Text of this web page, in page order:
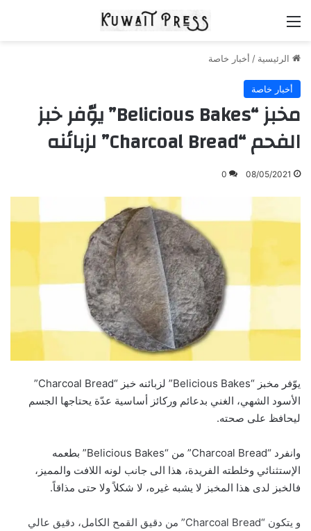
الرئيسية / أخبار خاصة
أخبار خاصة
مخبز “Belicious Bakes” يوّفر خبز
الفحم “Charcoal Bread” لزبائنه
08/05/2021
0
يوّفر مخبز “Belicious Bakes” لزبائنه خبز “Charcoal Bread”
الأسود الشهي، الغني بدعائم وركائز أساسية عدّة يحتاجها الجسم
ليحافظ على صحته.
وانفرد “Charcoal Bread” من “Belicious Bakes” بطعمه
الإستثنائي وخلطته الفريدة، هذا الى جانب لونه اللافت والمميز،
فالخبز لدى هذا المخبز لا يشبه غيره، لا شكلاً ولا حتى مذاقاً.
و يتكون “Charcoal Bread” من دقيق القمح الكامل، دقيق عالي